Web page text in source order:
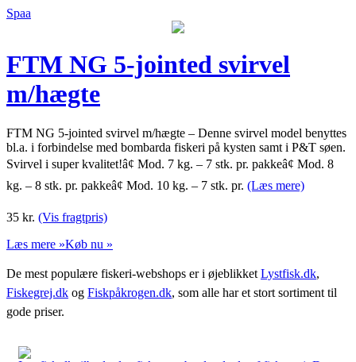
Spaa
FTM NG 5-jointed svirvel
m/hægte
FTM NG 5-jointed svirvel m/hægte – Denne svirvel model benyttes
bl.a. i forbindelse med bombarda fiskeri på kysten samt i P&T søen.
Svirvel i super kvalitet!â¢ Mod. 7 kg. – 7 stk. pr. pakkeâ¢ Mod. 8
kg. – 8 stk. pr. pakkeâ¢ Mod. 10 kg. – 7 stk. pr. (Læs mere)
35 kr. (Vis fragtpris)
Læs mere »Køb nu »
De mest populære fiskeri-webshops er i øjeblikket Lystfisk.dk,
Fiskegrej.dk og Fiskpåkrogen.dk, som alle har et stort sortiment til
gode priser.